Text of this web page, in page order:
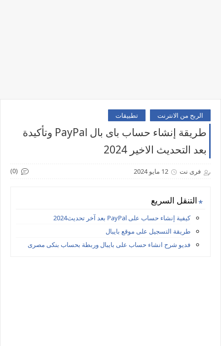
الربح من الانترنت تطبيقات
طريقة إنشاء حساب باى بال PayPal وتأكيدة
بعد التحديث الاخير 2024
فرى نت 12 مايو 2024 (0)
التنقل السريع
كيفية إنشاء حساب على PayPal بعد آخر تحديث2024
طريقة التسجيل على موقع بايبال
فديو شرح انشاء حساب على بايبال وربطة بحساب بنكى مصرى